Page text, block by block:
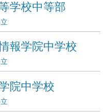
学校中等部
報学院中学校
院中学校